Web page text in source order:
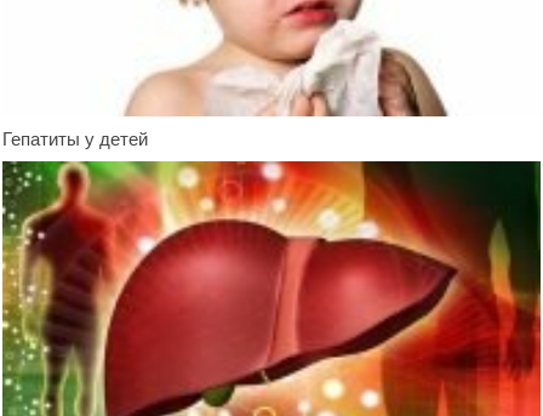
Гепатиты у детей